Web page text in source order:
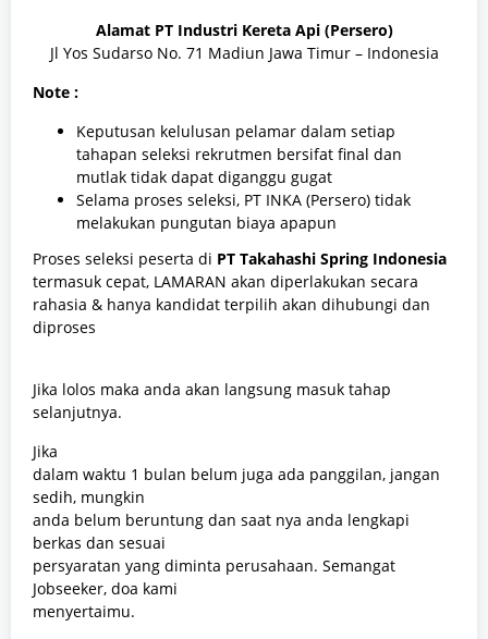
Alamat PT Industri Kereta Api (Persero)
Jl Yos Sudarso No. 71 Madiun Jawa Timur – Indonesia
Note :
Keputusan kelulusan pelamar dalam setiap
tahapan seleksi rekrutmen bersifat final dan
mutlak tidak dapat diganggu gugat
Selama proses seleksi, PT INKA (Persero) tidak
melakukan pungutan biaya apapun
Proses seleksi peserta di PT Takahashi Spring Indonesia
termasuk cepat, LAMARAN akan diperlakukan secara
rahasia & hanya kandidat terpilih akan dihubungi dan
diproses
Jika lolos maka anda akan langsung masuk tahap
selanjutnya.
Jika
dalam waktu 1 bulan belum juga ada panggilan, jangan
sedih, mungkin
anda belum beruntung dan saat nya anda lengkapi
berkas dan sesuai
persyaratan yang diminta perusahaan. Semangat
Jobseeker, doa kami
menyertaimu.